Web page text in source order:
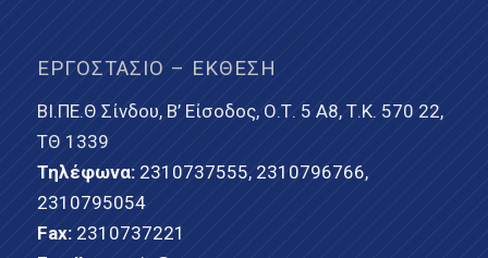
ΕΡΓΟΣΤΆΣΙΟ – ΈΚΘΕΣΗ
ΒΙ.ΠΕ.Θ Σίνδου, Β’ Είσοδος, Ο.Τ. 5 Α8, Τ.Κ. 570 22,
ΤΘ 1339
Τηλέφωνα: 2310737555, 2310796766,
2310795054
Fax: 2310737221